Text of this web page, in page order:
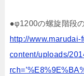
●φ1200の螺旋階段
http://
content/uploads/